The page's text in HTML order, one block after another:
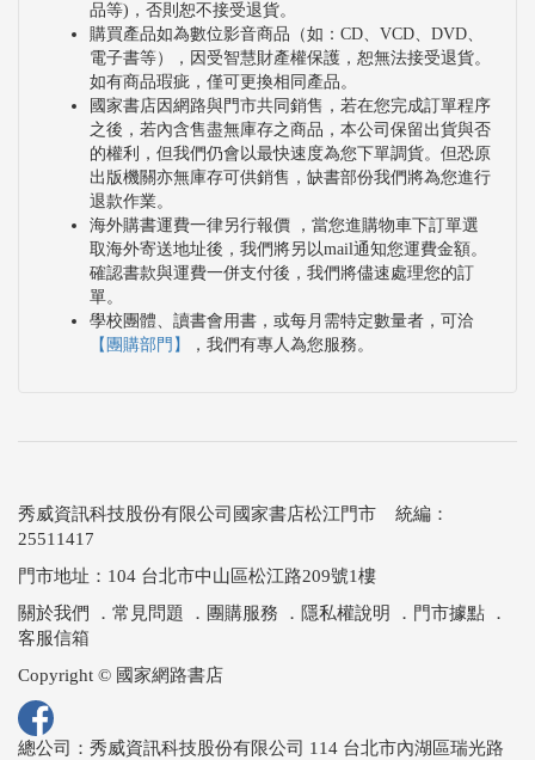
品等)，否則恕不接受退貨。
購買產品如為數位影音商品（如：CD、VCD、DVD、
電子書等），因受智慧財產權保護，恕無法接受退貨。
如有商品瑕疵，僅可更換相同產品。
國家書店因網路與門市共同銷售，若在您完成訂單程序
之後，若內含售盡無庫存之商品，本公司保留出貨與否
的權利，但我們仍會以最快速度為您下單調貨。但恐原
出版機關亦無庫存可供銷售，缺書部份我們將為您進行
退款作業。
海外購書運費一律另行報價 ，當您進購物車下訂單選
取海外寄送地址後，我們將另以mail通知您運費金額。
確認書款與運費一併支付後，我們將儘速處理您的訂
單。
學校團體、讀書會用書，或每月需特定數量者，可洽
【團購部門】
，我們有專人為您服務。
秀威資訊科技股份有限公司國家書店松江門市 統編：
25511417
門市地址：104 台北市中山區松江路209號1樓
關於我們
． 常見問題 ． 團購服務 ． 隱私權說明 ． 門市據點 ．
客服信箱
Copyright © 國家網路書店
總公司：秀威資訊科技股份有限公司 114 台北市內湖區瑞光路